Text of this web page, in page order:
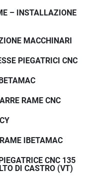
nostri specialisti
soluzioni di
tecnologico.
tecnico
macchina
– INSTALLAZIONE
MACCHINARI
PIEGATRICI CNC
RAME CNC
IBETAMAC
CNC 135
DI CASTRO (VT)